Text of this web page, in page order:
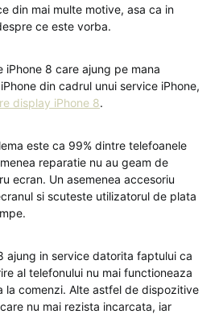
din mai multe motive, asa ca in
ce este vorba.
iPhone 8 care ajung pe mana
din cadrul unui service iPhone,
display iPhone 8.
este ca 99% dintre telefoanele
reparatie nu au geam de
ecran. Un asemenea accesoriu
si scuteste utilizatorul de plata
ajung in service datorita faptului ca
al telefonului nu mai functioneaza
la comenzi. Alte astfel de dispozitive
nu mai rezista incarcata, iar